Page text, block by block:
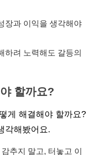
장과 이익을 생각해야
하려 노력해도 갈등의
할까요?
게 해결해야 할까요?
각해봤어요.
추지 말고, 터놓고 이